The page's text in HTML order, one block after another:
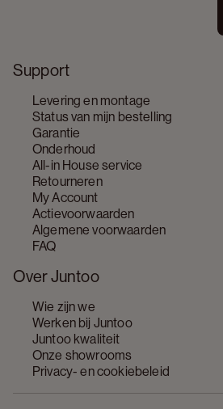
Support
Levering en montage
Status van mijn bestelling
Garantie
Onderhoud
All-in House service
Retourneren
My Account
Actievoorwaarden
Algemene voorwaarden
FAQ
Over Juntoo
Wie zijn we
Werken bij Juntoo
Juntoo kwaliteit
Onze showrooms
Privacy- en cookiebeleid